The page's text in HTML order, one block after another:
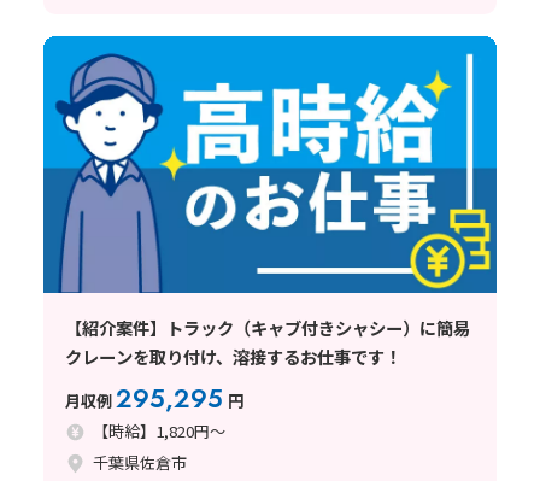
【紹介案件】トラック（キャブ付きシャシー）に簡易
クレーンを取り付け、溶接するお仕事です！
月収例295,295 円
【時給】1,820円～
千葉県佐倉市